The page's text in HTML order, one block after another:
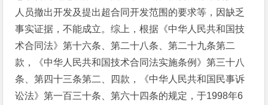
人员撤出开发及提出超合同开发范围的要求等，因缺乏
事实证据，不能成立。综上，根据《中华人民共和国技
术合同法》第十六条、第二十八条、第二十九条第二
款，《中华人民共和国技术合同法实施条例》第三十八
条、第四十三条第二、四款，《中华人民共和国民事诉
讼法》第一百三十条、第六十四条的规定，于1998年6